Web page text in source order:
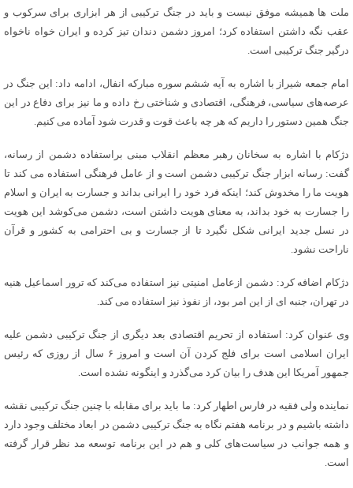
ملت ها همیشه موفق نیست و باید در جنگ ترکیبی از هر ابزاری برای سرکوب و
عقب نگه داشتن استفاده کرد؛ امروز دشمن دندان تیز کرده و ایران خواه ناخواه
درگیر جنگ ترکیبی است.
امام جمعه شیراز با اشاره به آیه ششم سوره مبارکه انفال، ادامه داد: این جنگ در
عرصه‌های سیاسی، فرهنگی، اقتصادی و شناختی رخ داده و ما نیز برای دفاع در این
جنگ همین دستور را داریم که هر چه باعث قوت و قدرت شود آماده می کنیم.
دژکام با اشاره به سخانان رهبر معظم انقلاب مبنی براستفاده دشمن از رسانه،
گفت: رسانه ابزار جنگ ترکیبی دشمن است و از عامل فرهنگی استفاده می کند تا
هویت ما را مخدوش کند؛ اینکه فرد خود را ایرانی بداند و جسارت به ایران و اسلام
را جسارت به خود بداند، به معنای هویت داشتن است، دشمن می‌کوشد این هویت
در نسل جدید ایرانی شکل نگیرد تا از جسارت و بی احترامی به کشور و قرآن
ناراحت نشود.
دژکام اضافه کرد: دشمن ازعامل امنیتی نیز استفاده می‌کند که ترور اسماعیل هنیه
در تهران، جنبه ای از این امر بود، از نفوذ نیز استفاده می کند.
وی عنوان کرد: استفاده از تحریم اقتصادی بعد دیگری از جنگ ترکیبی دشمن علیه
ایران اسلامی است برای فلج کردن آن است و امروز ۶ سال از روزی که رئیس
جمهور آمریکا این هدف را بیان کرد می‌گذرد و اینگونه نشده است.
نماینده ولی فقیه در فارس اطهار کرد: ما باید برای مقابله با چنین جنگ ترکیبی نقشه
داشته باشیم و در برنامه هفتم نگاه به جنگ ترکیبی دشمن در ابعاد مختلف وجود دارد
و همه جوانب در سیاست‌های کلی و هم در این برنامه توسعه مد نظر قرار گرفته
است.